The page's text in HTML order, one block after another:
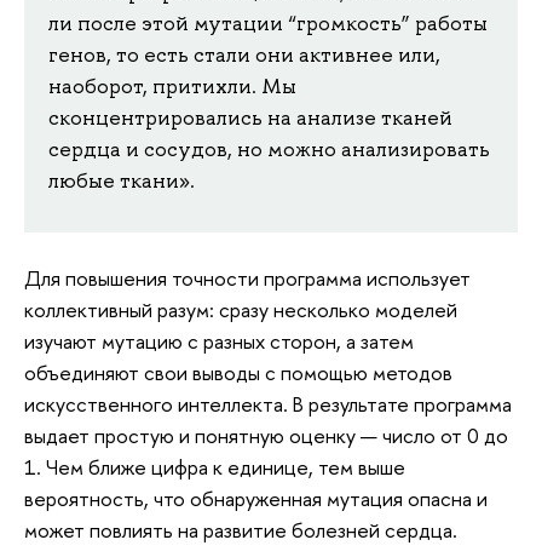
ли после этой мутации “громкость” работы
генов, то есть стали они активнее или,
наоборот, притихли. Мы
сконцентрировались на анализе тканей
сердца и сосудов, но можно анализировать
любые ткани».
Для повышения точности программа использует
коллективный разум: сразу несколько моделей
изучают мутацию с разных сторон, а затем
объединяют свои выводы с помощью методов
искусственного интеллекта. В результате программа
выдает простую и понятную оценку — число от 0 до
1. Чем ближе цифра к единице, тем выше
вероятность, что обнаруженная мутация опасна и
может повлиять на развитие болезней сердца.